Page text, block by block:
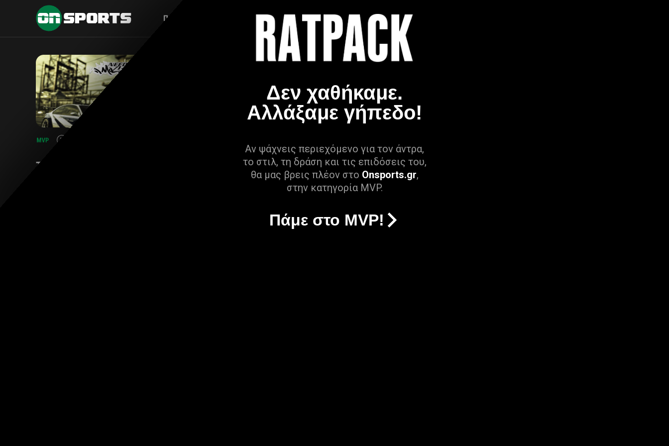
Δεν χαθήκαμε.
Αλλάξαμε γήπεδο!
Αν ψάχνεις περιεχόμενο για τον άντρα,
το στιλ, τη δράση και τις επιδόσεις του,
θα μας βρεις πλέον στο Onsports.gr,
στην κατηγορία MVP.
Πάμε στο MVP!